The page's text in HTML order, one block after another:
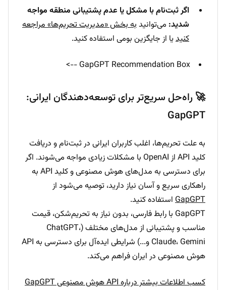
اگر ثبت‌نام با مشکل یا عدم پشتیبانی منطقه مواجه
شدید: می‌توانیدبه بخش «مدیریت تحریم‌ها» مراجعه
کنیدیا از جایگزین بومی استفاده کنید.
GapGPT Recommendation Box -->
🚀 راه‌حل سریع‌تر برای توسعه‌دهندگان ایرانی:
GapGPT
به علت تحریم‌ها، اغلب کاربران ایرانی در ثبت‌نام و دریافت
کلید API از OpenAI با مشکلات زیادی مواجه می‌شوند. اگر
برای دسترسی به مدل‌های هوش مصنوعی و کلید API به
راهکاری سریع و آسان نیاز دارید، توصیه می‌شود از
GapGPT استفاده کنید.
GapGPT با رابط فارسی، بدون نیاز به تحریم‌شکن، قیمت
مناسب و پشتیبانی از مدل‌های مختلف (ChatGPT،
Claude، Gemini و...) شرایطی ایده‌آل برای دسترسی به API
هوش مصنوعی در ایران فراهم می‌کند.
کسب اطلاعات بیشتر درباره API هوش مصنوعی GapGPT